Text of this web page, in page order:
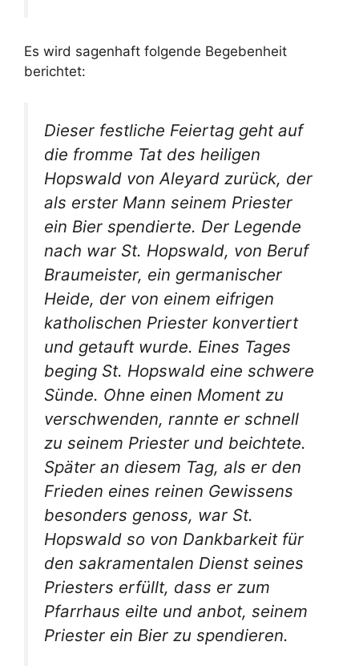
Es wird sagenhaft folgende Begebenheit
berichtet:
Dieser festliche Feiertag geht auf
die fromme Tat des heiligen
Hopswald von Aleyard zurück, der
als erster Mann seinem Priester
ein Bier spendierte. Der Legende
nach war St. Hopswald, von Beruf
Braumeister, ein germanischer
Heide, der von einem eifrigen
katholischen Priester konvertiert
und getauft wurde. Eines Tages
beging St. Hopswald eine schwere
Sünde. Ohne einen Moment zu
verschwenden, rannte er schnell
zu seinem Priester und beichtete.
Später an diesem Tag, als er den
Frieden eines reinen Gewissens
besonders genoss, war St.
Hopswald so von Dankbarkeit für
den sakramentalen Dienst seines
Priesters erfüllt, dass er zum
Pfarrhaus eilte und anbot, seinem
Priester ein Bier zu spendieren.